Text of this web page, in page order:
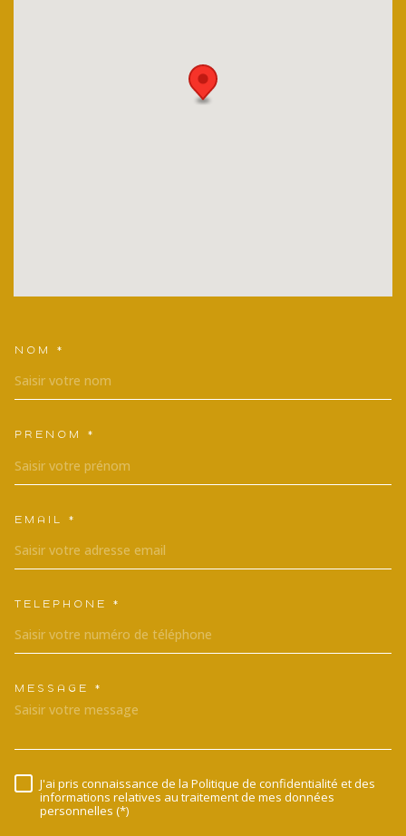
TRAD_MELTEM_VOSCOORDONNEES
NOM *
PRÉNOM *
EMAIL *
TÉLÉPHONE *
TRAD_MELTEM_VOREDEMANDE
MESSAGE *
RÈGLEMENTATION
J'ai pris connaissance de la Politique de confidentialité et des
informations relatives au traitement de mes données
personnelles (*)